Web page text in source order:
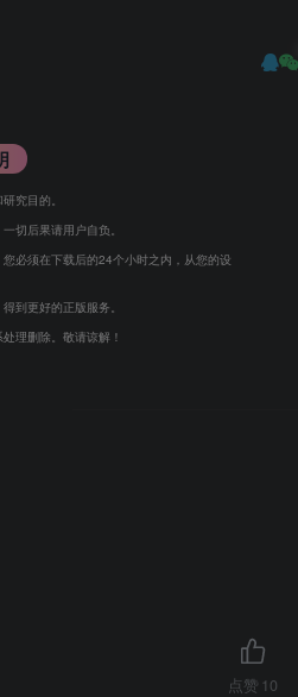
究目的。
切后果请用户自负。
必须在下载后的24个小时之内，从您的设
到更好的正版服务。
理删除。敬请谅解！
点赞 10